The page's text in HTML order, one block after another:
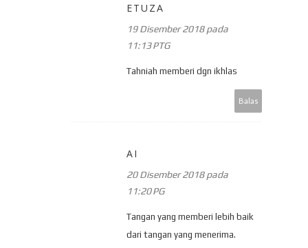
ETUZA
19 Disember 2018 pada
11:13 PTG
Tahniah memberi dgn ikhlas
Balas
AI
20 Disember 2018 pada
11:20 PG
Tangan yang memberi lebih baik
dari tangan yang menerima.